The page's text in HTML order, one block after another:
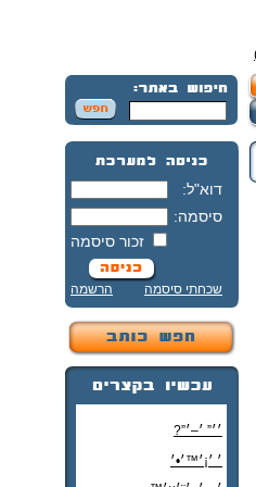
דוא"ל:
סיסמה:
זכור סיסמה
שכחתי סיסמה הרשמה
׳׳” ׳–׳”?
׳ ׳¡׳™׳•׳